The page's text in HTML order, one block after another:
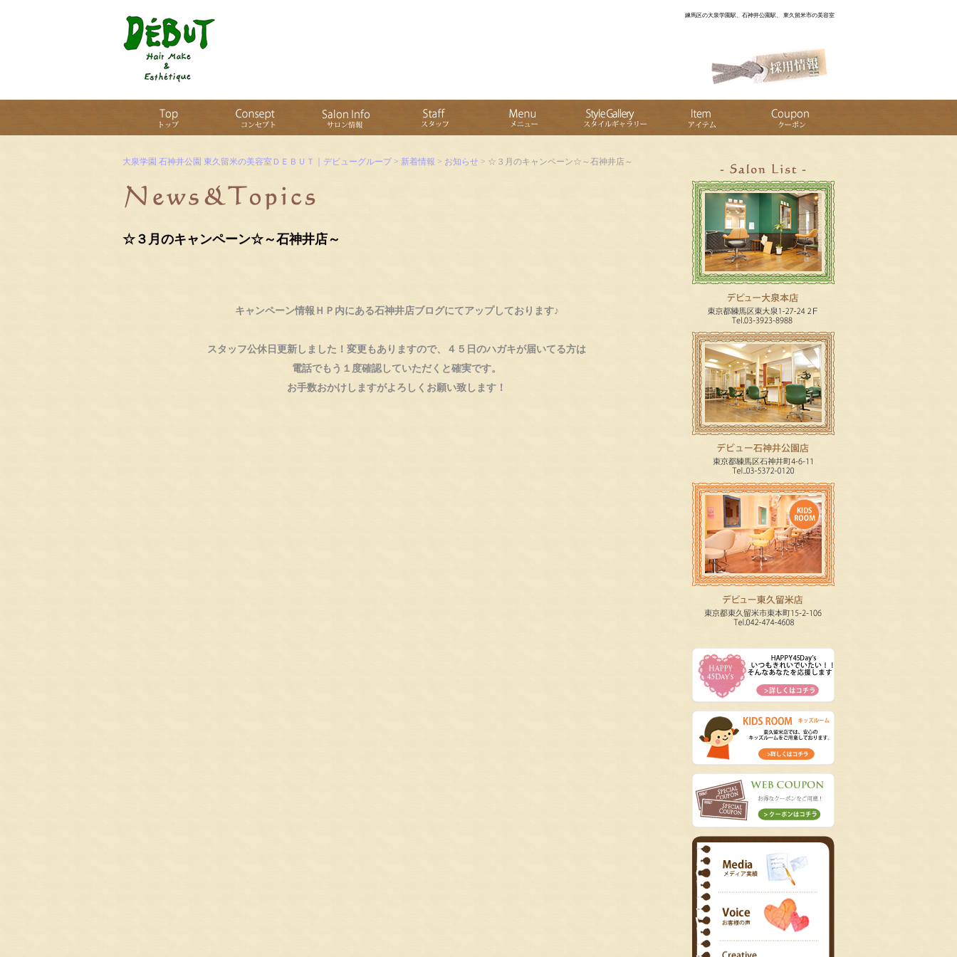
練馬区の大泉学園駅、石神井公園駅、 東久留米市の美容室
大泉学園 石神井公園 東久留米の美容室ＤＥＢＵＴ｜デビューグループ > 新着情報 > お知らせ > ☆３月のキャンペーン☆～石神井店～
☆３月のキャンペーン☆～石神井店～
キャンペーン情報ＨＰ内にある石神井店ブログにてアップしております♪
スタッフ公休日更新しました！変更もありますので、４５日のハガキが届いてる方は
電話でもう１度確認していただくと確実です。
お手数おかけしますがよろしくお願い致します！